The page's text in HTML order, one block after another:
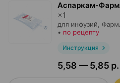
Аспаркам-
×1
для инфузий,
• по рецепту
Инструкция
5,58 — 5,85 р.